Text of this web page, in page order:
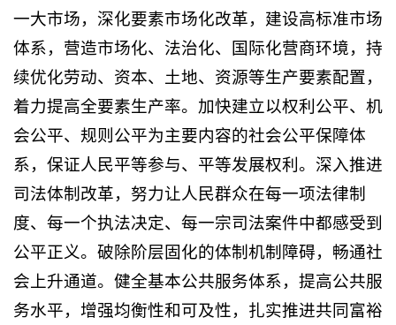
一大市场，深化要素市场化改革，建设高标准市场
体系，营造市场化、法治化、国际化营商环境，持
续优化劳动、资本、土地、资源等生产要素配置，
着力提高全要素生产率。加快建立以权利公平、机
会公平、规则公平为主要内容的社会公平保障体
系，保证人民平等参与、平等发展权利。深入推进
司法体制改革，努力让人民群众在每一项法律制
度、每一个执法决定、每一宗司法案件中都感受到
公平正义。破除阶层固化的体制机制障碍，畅通社
会上升通道。健全基本公共服务体系，提高公共服
务水平，增强均衡性和可及性，扎实推进共同富裕